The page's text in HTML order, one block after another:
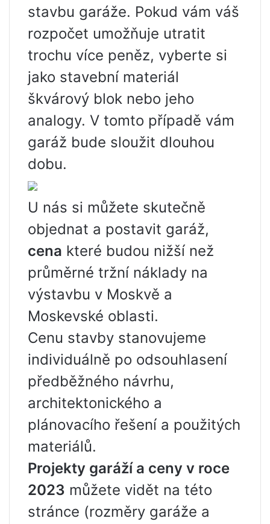
stavbu garáže. Pokud vám váš
rozpočet umožňuje utratit
trochu více peněz, vyberte si
jako stavební materiál
škvárový blok nebo jeho
analogy. V tomto případě vám
garáž bude sloužit dlouhou
dobu.
U nás si můžete skutečně
objednat a postavit garáž,
cena které budou nižší než
průměrné tržní náklady na
výstavbu v Moskvě a
Moskevské oblasti.
Cenu stavby stanovujeme
individuálně po odsouhlasení
předběžného návrhu,
architektonického a
plánovacího řešení a použitých
materiálů.
Projekty garáží a ceny v roce
2023 můžete vidět na této
stránce (rozměry garáže a